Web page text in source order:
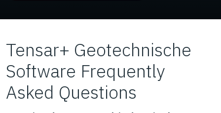
Tensar+ Geotechnische
Software Frequently
Asked Questions